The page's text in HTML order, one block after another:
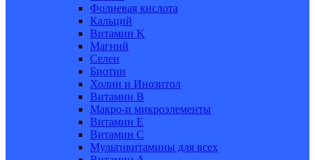
Фолиевая кислота
Кальций
Витамин K
Магний
Селен
Биотин
Холин и Инозитол
Витамин B
Макро-и микроэлементы
Витамин Е
Витамин С
Мультивитамины для всех